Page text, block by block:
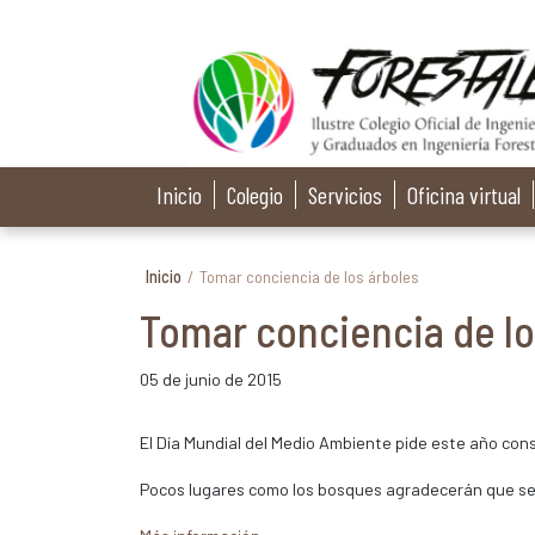
Inicio Colegio Servicios Oficina virtual
Inicio / Tomar conciencia de los árboles
Tomar conciencia de
05 de junio de 2015
El Día Mundial del Medio Ambiente pide este año
Pocos lugares como los bosques agradecerán que